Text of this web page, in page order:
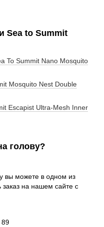
Sea to Summit
To Summit Nano Mosquito
Mosquito Nest Double
Escapist Ultra-Mesh Inner
голову?
вы можете в одном из
заказ на нашем сайте с
89